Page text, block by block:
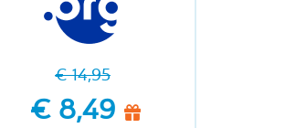
€ 14,95
€ 8,49